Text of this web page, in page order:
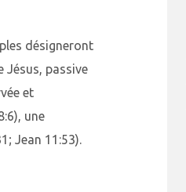
désigneront
Jésus, passive
et
une
Jean 11:53).